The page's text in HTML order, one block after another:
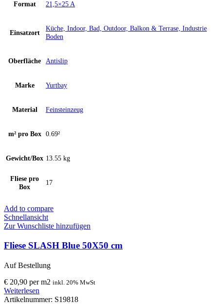
Format 21,5×25 A
Einsatzort
Küche, Indoor, Bad, Outdoor, Balkon & Terrase, Industrie
Boden
Oberfläche Antislip
Marke Yurtbay
Material Feinsteinzeug
m² pro Box 0.69²
Gewicht/Box 13.55 kg
Fliese pro
Box
17
Add to compare
Schnellansicht
Zur Wunschliste hinzufügen
Fliese SLASH Blue 50X50 cm
Auf Bestellung
€ 20,90 perm2 inkl. 20% MwSt
Weiterlesen
Artikelnummer: S19818